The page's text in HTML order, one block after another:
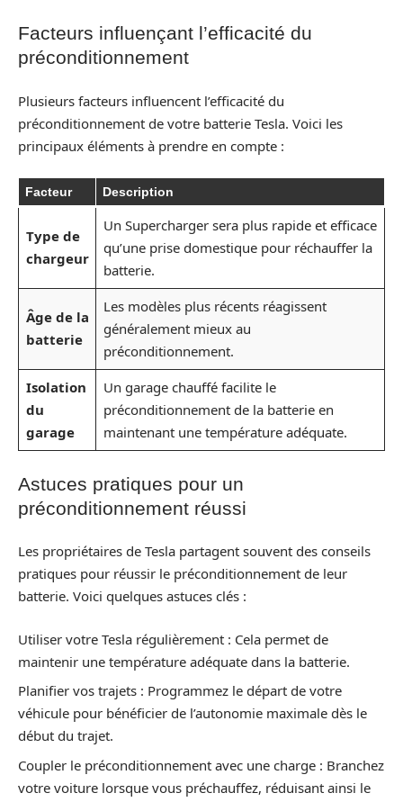
Facteurs influençant l’efficacité du
préconditionnement
Plusieurs facteurs influencent l’efficacité du
préconditionnement de votre batterie Tesla. Voici les
principaux éléments à prendre en compte :
Facteur Description
Type de
chargeur
Un Supercharger sera plus rapide et efficace
qu’une prise domestique pour réchauffer la
batterie.
Âge de la
batterie
Les modèles plus récents réagissent
généralement mieux au
préconditionnement.
Isolation
du
garage
Un garage chauffé facilite le
préconditionnement de la batterie en
maintenant une température adéquate.
Astuces pratiques pour un
préconditionnement réussi
Les propriétaires de Tesla partagent souvent des conseils
pratiques pour réussir le préconditionnement de leur
batterie. Voici quelques astuces clés :
Utiliser votre Tesla régulièrement : Cela permet de
maintenir une température adéquate dans la batterie.
Planifier vos trajets : Programmez le départ de votre
véhicule pour bénéficier de l’autonomie maximale dès le
début du trajet.
Coupler le préconditionnement avec une charge : Branchez
votre voiture lorsque vous préchauffez, réduisant ainsi le